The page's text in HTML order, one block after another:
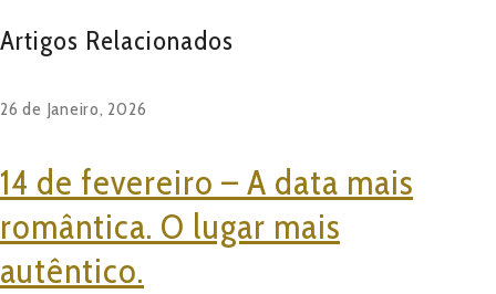
Artigos Relacionados
26 de Janeiro, 2026
14 de fevereiro – A data mais
romântica. O lugar mais
autêntico.